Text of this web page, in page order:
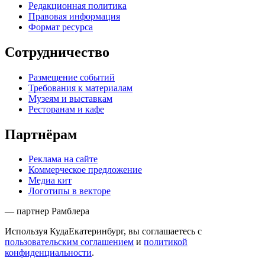
Редакционная политика
Правовая информация
Формат ресурса
Сотрудничество
Размещение событий
Требования к материалам
Музеям и выставкам
Ресторанам и кафе
Партнёрам
Реклама на сайте
Коммерческое предложение
Медиа кит
Логотипы в векторе
— партнер Рамблера
Используя КудаЕкатеринбург, вы соглашаетесь с
пользовательским соглашением и политикой
конфиденциальности.